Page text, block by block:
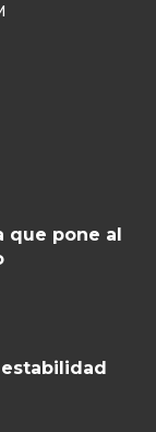
que pone al